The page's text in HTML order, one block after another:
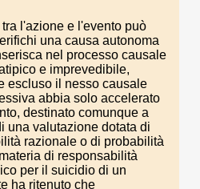
tra l'azione e l'evento può
una causa autonoma
nel processo causale
e imprevedibile,
escluso il nesso causale
abbia solo accelerato
destinato comunque a
una valutazione dotata di
razionale o di probabilità
di responsabilità
per il suicidio di un
ha ritenuto che